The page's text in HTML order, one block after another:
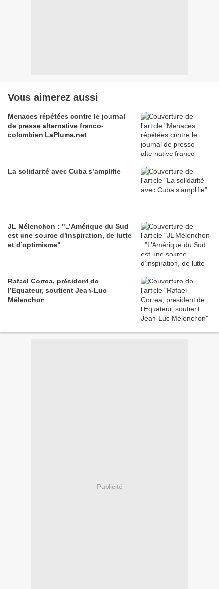
Vous aimerez aussi
Menaces répétées contre le journal
de presse alternative franco-
colombien LaPluma.net
La solidarité avec Cuba s’amplifie
JL Mélenchon : "L’Amérique du Sud
est une source d’inspiration, de lutte
et d’optimisme"
Rafael Correa, président de
l’Equateur, soutient Jean-Luc
Mélenchon
Publicité